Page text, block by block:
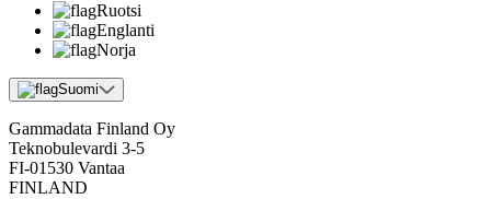
Ruotsi
Englanti
Norja
Suomi
Gammadata Finland Oy
Teknobulevardi 3-5
FI-01530 Vantaa
FINLAND